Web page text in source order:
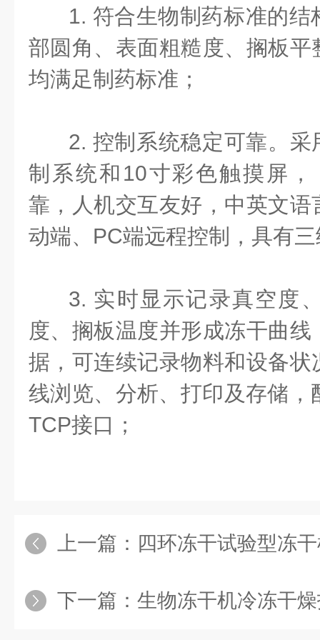
1. 符合生物制药标准的
部圆角、表面粗糙度、搁板
均满足制药标准；
2. 控制系统稳定可靠。
制系统和10寸彩色触摸屏
靠，人机交互友好，中英文
动端、PC端远程控制，具有
3. 实时显示记录真空度
度、搁板温度并形成冻干曲
据，可连续记录物料和设备
线浏览、分析、打印及存储，
TCP接口；
上一篇： 四环冻干试验型冻
下一篇： 生物冻干机冷冻干燥技术